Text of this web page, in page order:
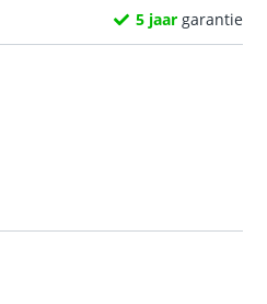
5 jaargarantie